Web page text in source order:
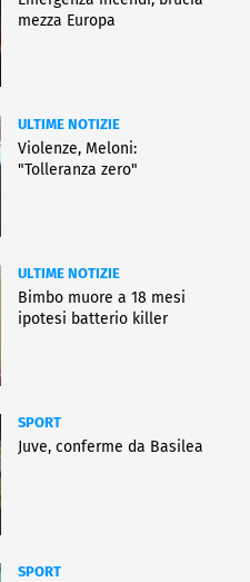
mezza Europa
ULTIME NOTIZIE
Violenze, Meloni:
"Tolleranza zero"
ULTIME NOTIZIE
Bimbo muore a 18 mesi
ipotesi batterio killer
SPORT
Juve, conferme da Basilea
SPORT